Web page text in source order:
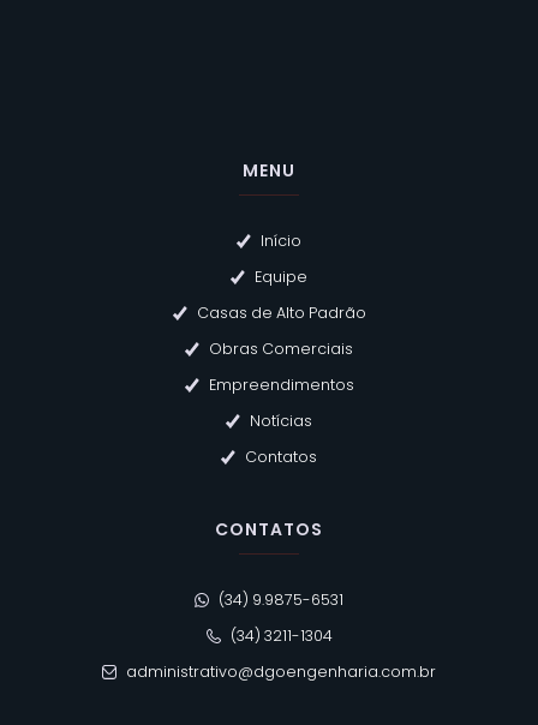
MENU
Início
Equipe
Casas de Alto Padrão
Obras Comerciais
Empreendimentos
Notícias
Contatos
CONTATOS
(34) 9.9875-6531
(34) 3211-1304
administrativo@dgoengenharia.com.br